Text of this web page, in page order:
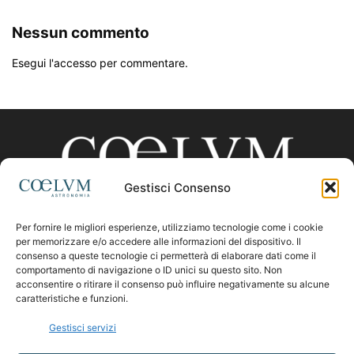
Gestisci Consenso
Per fornire le migliori esperienze, utilizziamo tecnologie come i cookie
per memorizzare e/o accedere alle informazioni del dispositivo. Il
consenso a queste tecnologie ci permetterà di elaborare dati come il
comportamento di navigazione o ID unici su questo sito. Non
acconsentire o ritirare il consenso può influire negativamente su alcune
caratteristiche e funzioni.
Gestisci servizi
Nessun commento
Esegui l'accesso per commentare.
CHI SIAMO
Contattaci:coelumastro@coelum.com